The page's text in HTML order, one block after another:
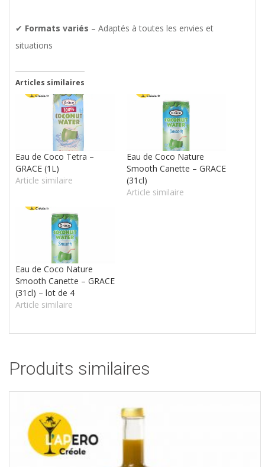
✔ Formats variés – Adaptés à toutes les envies et
situations
Articles similaires
Eau de Coco Tetra –
GRACE (1L)
Article similaire
Eau de Coco Nature
Smooth Canette – GRACE
(31cl)
Article similaire
Eau de Coco Nature
Smooth Canette – GRACE
(31cl) – lot de 4
Article similaire
Produits similaires